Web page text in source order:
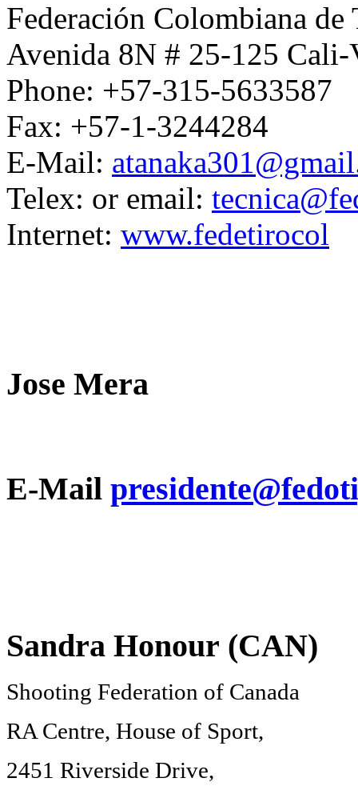
Federación Colombiana
Avenida 8N # 25-125
Phone: +57-315-5633587
Fax: +57-1-3244284
E-Mail:
Telex: or email:
Internet: www.fedetirocol
Jose Mera
E-Mail
Sandra Honour (CAN)
Shooting Federation of Canada
RA Centre, House of Sport,
2451 Riverside Drive,